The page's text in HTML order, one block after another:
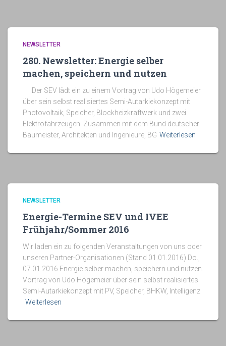
NEWSLETTER
280. Newsletter: Energie selber
machen, speichern und nutzen
Der SEV lädt ein zu einem Vortrag von Udo Högemeier
über sein selbst realisiertes Semi-Autarkiekonzept mit
Photovoltaik, Speicher, Blockheizkraftwerk und zwei
Elektrofahrzeugen. Zusammen mit dem Bund deutscher
Baumeister, Architekten und Ingenieure, BG Weiterlesen
NEWSLETTER
Energie-Termine SEV und IVEE
Frühjahr/Sommer 2016
Wir laden ein zu folgenden Veranstaltungen von uns oder
unseren Partner-Organisationen (Stand 01.01.2016) Do.,
07.01.2016 Energie selber machen, speichern und nutzen.
Vortrag von Udo Högemeier über sein selbst realisiertes
Semi-Autarkiekonzept mit PV, Speicher, BHKW, Intelligenz
Weiterlesen